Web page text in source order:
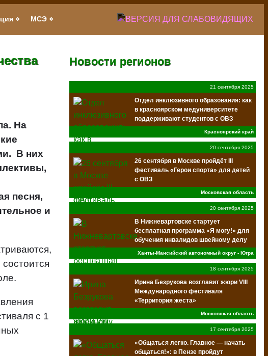
МСЭ
На
В них
песня,
и
с 1
Новости регионов
21 сентября 2025
Отдел инклюзивного образования: как
в красноярском медуниверситете
поддерживают студентов с ОВЗ
Красноярский край
20 сентября 2025
26 сентября в Москве пройдёт III
фестиваль «Герои спорта» для детей
с ОВЗ
Московская область
20 сентября 2025
В Нижневартовске стартует
бесплатная программа «Я могу!» для
обучения инвалидов швейному делу
Ханты-Мансийский автономный округ - Югра
18 сентября 2025
Ирина Безрукова возглавит жюри VIII
Международного фестиваля
«Территория жеста»
Московская область
17 сентября 2025
«Общаться легко. Главное — начать
общаться!»: в Пензе пройдут